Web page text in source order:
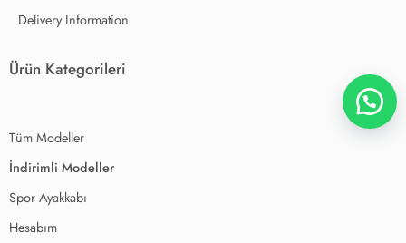
Delivery Information
Ürün Kategorileri
Tüm Modeller
İndirimli Modeller
Spor Ayakkabı
Hesabım